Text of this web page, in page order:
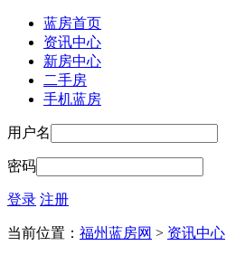
蓝房首页
资讯中心
新房中心
二手房
手机蓝房
用户名
密码
登录 注册
当前位置： 福州蓝房网 > 资讯中心